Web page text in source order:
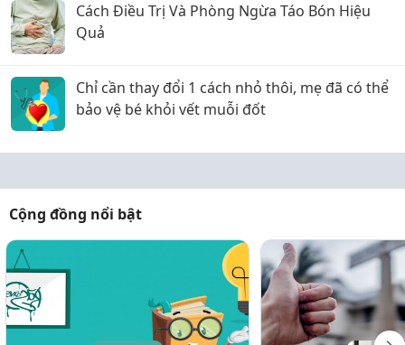
Cách Điều Trị Và Phòng Ngừa Táo Bón Hiệu
Quả
Chỉ cần thay đổi 1 cách nhỏ thôi, mẹ đã có thể
bảo vệ bé khỏi vết muỗi đốt
Cộng đồng nổi bật